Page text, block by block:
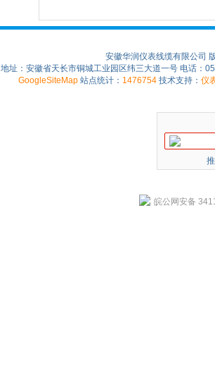
安徽华润仪表线缆有限公司
地址：安徽省天长市铜城工业园区纬三大道一号 电话：
GoogleSiteMap 站点统计： 1476754 技术支持： 仪
皖公网安备